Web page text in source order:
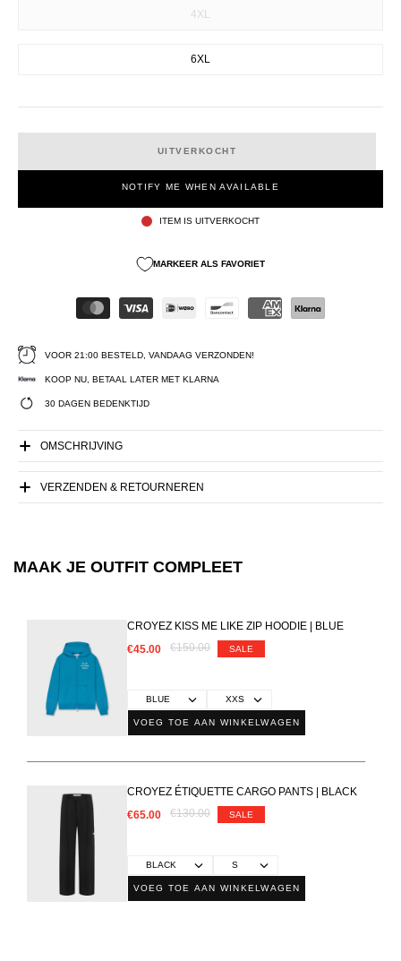
4XL
6XL
UITVERKOCHT
NOTIFY ME WHEN AVAILABLE
ITEM IS UITVERKOCHT
MARKEER ALS FAVORIET
VOOR 21:00 BESTELD, VANDAAG VERZONDEN!
KOOP NU, BETAAL LATER MET KLARNA
30 DAGEN BEDENKTIJD
OMSCHRIJVING
VERZENDEN & RETOURNEREN
MAAK JE OUTFIT COMPLEET
CROYEZ KISS ME LIKE ZIP HOODIE | BLUE
€45.00
€150.00 SALE
VOEG TOE AAN WINKELWAGEN
CROYEZ ÉTIQUETTE CARGO PANTS | BLACK
€65.00
€130.00 SALE
VOEG TOE AAN WINKELWAGEN